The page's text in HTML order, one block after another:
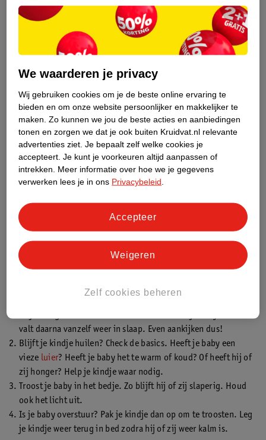
Gewenning
Soms is er niks aan de hand en huilt je baby uit gewoonte. Op
een gegeven moment merkt je kindje namelijk dat hij jouw
aandacht krijgt als hij huilt. Hij of zij voelt zich veilig bij jou en
Je baby kan ook gaan huilen als hij gewend is om met hulp in
slaap te vallen, zoals het krijgen van de borst* offles, jouw
aanwezigheid of een speentje. Deze hulp om in slaap te komen
heet een slaapassociatie. Als je kindje dan wakker wordt en deze
hulp mist, kan hij of zij gaan huilen.
slapen. Je kindje kan dan ook ’s nachts vaker wakker worden.
Slaapregressies komen bij baby’s voor rond de 4,
maanden.
Dit kun je doen als je baby huilt in zijn slaap
schieten. Dit is wat je allemaal kunt doen:
valt daarna vanzelf weer in slaap. Even aankijken dus!
Blijft je kindje huilen? Check de basics. Heeft je baby een
vieze luier? Heeft je baby het te warm of koud? Of heeft hij of
zij honger? Help je kindje waar nodig.
Troost je baby in het bedje. Zo blijft hij of zij slaperig. Houd
ook het licht uit.
Is je baby overstuur? Pak je kindje dan op om te troosten. Leg
je kindje weer terug in bed zodra hij of zij weer kalm is.
We waarderen je privacy
Wij gebruiken cookies om je de beste online ervaring te
bieden en om onze website persoonlijker en makkelijker te
maken. Zo kunnen we jou de beste acties en aanbiedingen
tonen en zorgen we dat je ook buiten Kruidvat.nl relevante
advertenties ziet. Je bepaalt zelf welke cookies je
accepteert. Je kunt je voorkeuren altijd aanpassen of
intrekken.
Meer informatie over hoe we je gegevens
verwerken lees je in ons Privacybeleid
Zelf cookies beheren
Weigeren
Accepteer